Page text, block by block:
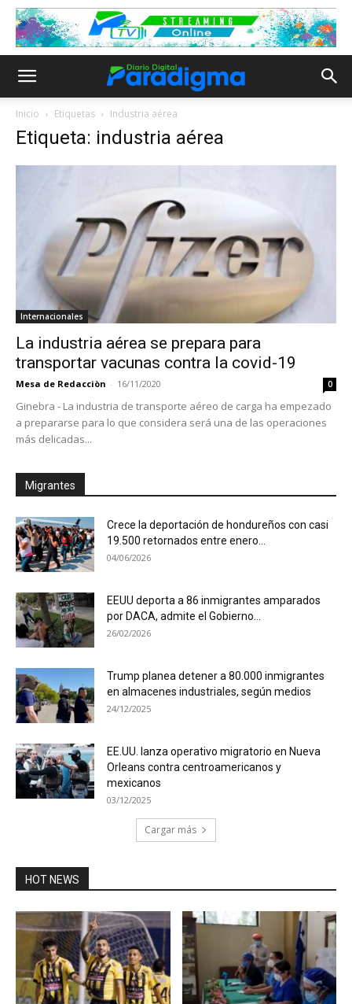
Inicio Etiquetas Industria aérea
Etiqueta: industria aérea
Internacionales
La industria aérea se prepara para
transportar vacunas contra la covid-19
Mesa de Redacciòn - 16/11/2020 0
Ginebra - La industria de transporte aéreo de carga ha empezado
a prepararse para lo que considera será una de las operaciones
más delicadas...
Migrantes
Crece la deportación de hondureños con casi
19.500 retornados entre enero...
04/06/2026
EEUU deporta a 86 inmigrantes amparados
por DACA, admite el Gobierno...
26/02/2026
Trump planea detener a 80.000 inmigrantes
en almacenes industriales, según medios
24/12/2025
EE.UU. lanza operativo migratorio en Nueva
Orleans contra centroamericanos y
mexicanos
03/12/2025
Cargar más
HOT NEWS